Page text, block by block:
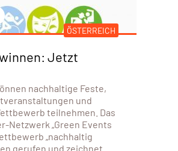
ÖSTERREICH
Jetzt
nachhaltige Feste,
und
teilnehmen. Das
Netzwerk „Green Events
„nachhaltig
gerufen und zeichnet